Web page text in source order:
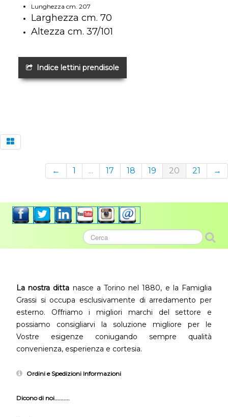
Lunghezza cm. 207
Larghezza cm. 70
Altezza cm. 37/101
Indice lettini prendisole
← 1 ... 17 18 19 20 21 →
La nostra ditta nasce a Torino nel 1880, e la Famiglia
Grassi si occupa esclusivamente di arredamento per
esterno. Offriamo i migliori marchi del settore e
possiamo consigliarvi la soluzione migliore per le
Vostre esigenze coniugando sempre qualità
convenienza, esperienza e cortesia.
Ordini e Spedizioni Informazioni
Dicono di noi..........